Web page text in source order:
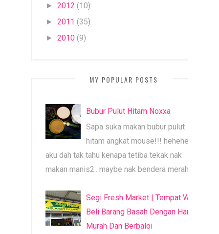
► 2012 (10)
► 2011 (35)
► 2010 (9)
MY POPULAR POSTS
Bubur Pulut Hitam Noxxa
Sapa suka makan bubur pulut
hitam angkat mouse!!! heheheh
aku dah tak tahu kenapa tetiba tekak nak
makan manis2.. maybe nak bendera merah b...
Segi Fresh Market | Tempat Wajib
Beli Barang Basah Dengan Harga
Murah Dan Berbaloi